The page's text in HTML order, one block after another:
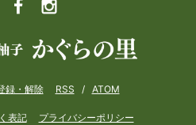
録・解除 RSS / ATOM
表記 プライバシーポリシー